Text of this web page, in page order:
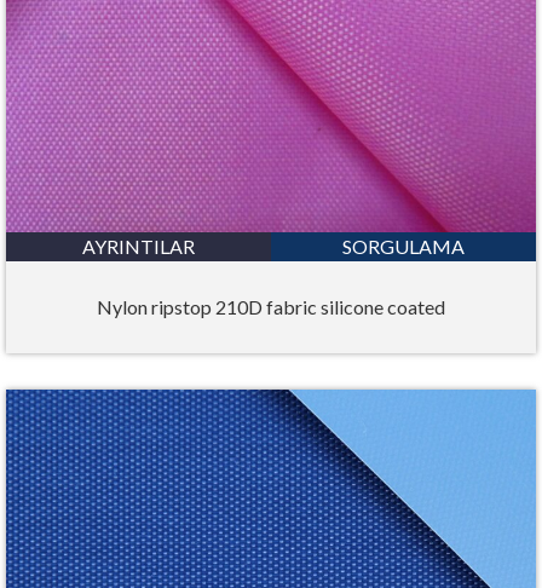
AYRINTILAR SORGULAMA
Nylon ripstop 210D fabric silicone coated